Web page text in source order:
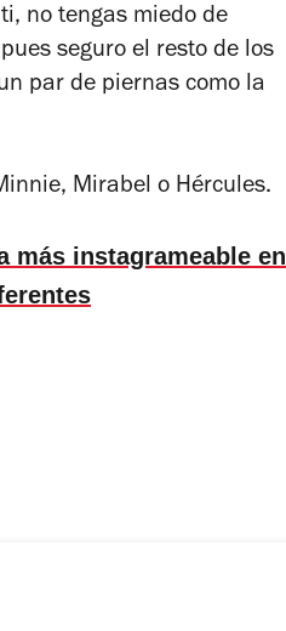
no tengas miedo de
seguro el resto de los
par de piernas como la
Mirabel o Hércules.
más instagrameable en